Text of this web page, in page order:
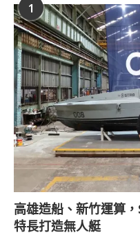
1
高雄造船、新竹運算
特長打造無人艇